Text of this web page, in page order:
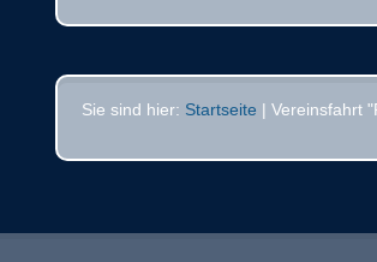
Sie sind hier: Startseite | Vereinsfahrt